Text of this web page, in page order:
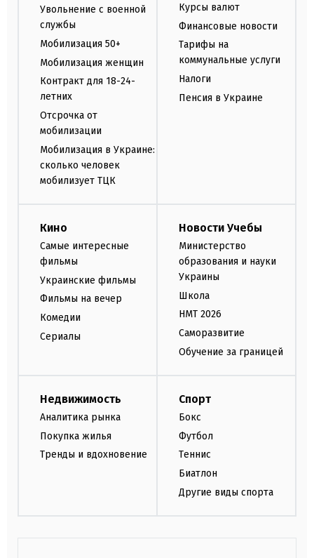
Увольнение с военной
службы
Мобилизация 50+
Мобилизация женщин
Контракт для 18-24-
летних
Отсрочка от
мобилизации
Мобилизация в Украине:
сколько человек
мобилизует ТЦК
Курсы валют
Финансовые новости
Тарифы на
коммунальные услуги
Налоги
Пенсия в Украине
Кино
Самые интересные
фильмы
Украинские фильмы
Фильмы на вечер
Комедии
Сериалы
Новости Учебы
Министерство
образования и науки
Украины
Школа
НМТ 2026
Саморазвитие
Обучение за границей
Недвижимость
Аналитика рынка
Покупка жилья
Тренды и вдохновение
Спорт
Бокс
Футбол
Теннис
Биатлон
Другие виды спорта